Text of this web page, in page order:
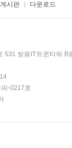
시판 다운로드
531 쌍용IT트윈타워 B
-0217호